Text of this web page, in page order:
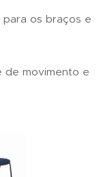
para os braços e
de movimento e